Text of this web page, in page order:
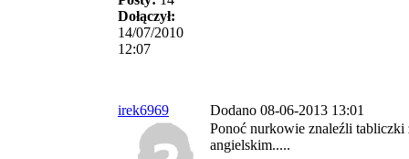
Dołączył:
14/07/2010
12:07
irek6969 Dodano 08-06-2013 13:01
Ponoć nurkowie znaleźli
angielskim.....